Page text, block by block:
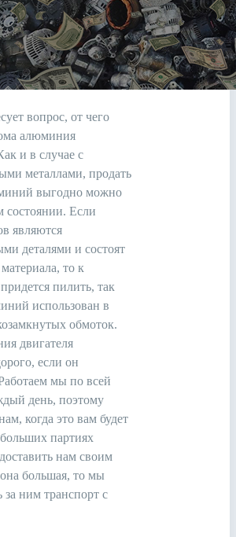
вопрос, от чего
алюминия
и в случае с
металлами, продать
выгодно можно
состоянии. Если
являются
деталями и состоят
то к
пилить, так
использован в
обмоток.
двигателя
если он
мы по всей
день, поэтому
когда это вам будет
партиях
нам своим
большая, то мы
за ним транспорт с